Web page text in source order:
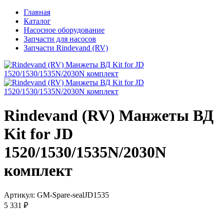
Главная
Каталог
Насосное оборудование
Запчасти для насосов
Запчасти Rindevand (RV)
Rindevand (RV) Манжеты ВД
Kit for JD
1520/1530/1535N/2030N
комплект
Артикул: GM-Spare-sealJD1535
5 331 ₽